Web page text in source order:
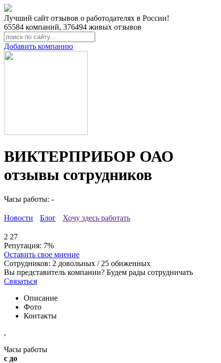
Лучший сайт отзывов о работодателях в России!
65584 компаний, 376494 живых отзывов
Добавить компанию
ВИКТЕРПРИБОР ОАО
отзывы сотрудников
Часы работы: -
Новости Блог Хочу здесь работать
2 27
Репутация: 7%
Оставить свое мнение
Сотрудников: 2 довольных / 25 обиженных
Вы представитель компании? Будем рады сотрудничать
Связаться
Описание
Фото
Контакты
,
Часы работы
с до